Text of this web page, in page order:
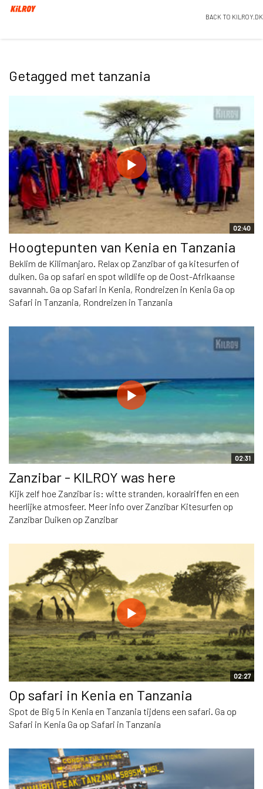
BACK TO KILROY.DK
Getagged met tanzania
02:40
Hoogtepunten van Kenia en Tanzania
Beklim de Kilimanjaro. Relax op Zanzibar of ga kitesurfen of
duiken. Ga op safari en spot wildlife op de Oost-Afrikaanse
savannah. Ga op Safari in Kenia, Rondreizen in Kenia Ga op
Safari in Tanzania, Rondreizen in Tanzania
02:31
Zanzibar - KILROY was here
Kijk zelf hoe Zanzibar is: witte stranden, koraalriffen en een
heerlijke atmosfeer. Meer info over Zanzibar Kitesurfen op
Zanzibar Duiken op Zanzibar
02:27
Op safari in Kenia en Tanzania
Spot de Big 5 in Kenia en Tanzania tijdens een safari. Ga op
Safari in Kenia Ga op Safari in Tanzania